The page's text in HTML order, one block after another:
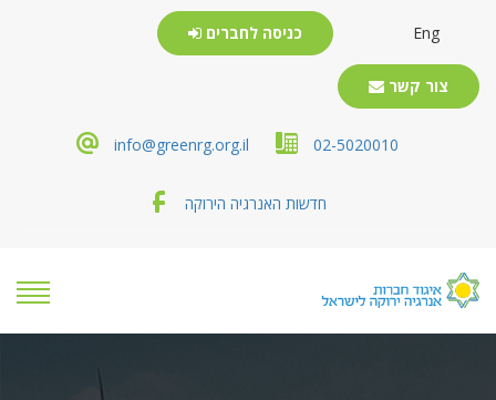
Eng כניסה לחברים
צור קשר
02-5020010
info@greenrg.org.il
חדשות האנרגיה הירוקה